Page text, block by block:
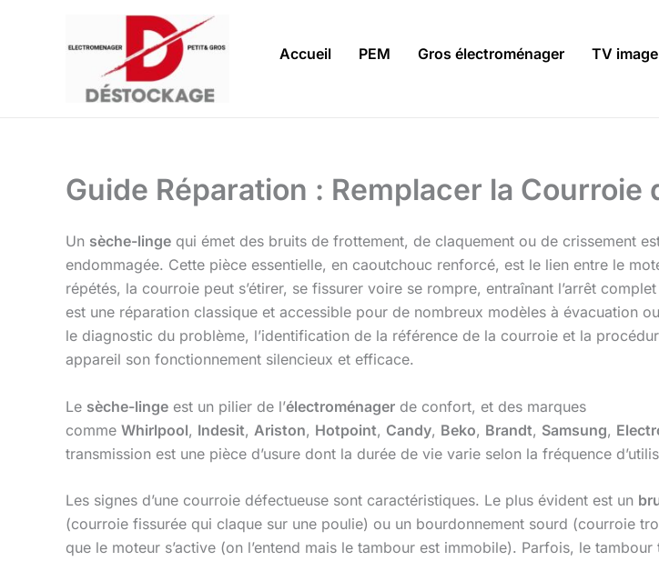
Accueil PEM Gros électroménager TV
Guide Réparation : Remplacer la Courroie
Un sèche-linge qui émet des bruits de frottement, de claquement ou de crissement
endommagée. Cette pièce essentielle, en caoutchouc renforcé, est le lien entre le
répétés, la courroie peut s’étirer, se fissurer voire se rompre, entraînant l’arrêt
est une réparation classique et accessible pour de nombreux modèles à évacuation
le diagnostic du problème, l’identification de la référence de la courroie et la
appareil son fonctionnement silencieux et efficace.
Le sèche-linge est un pilier de l’électroménager de confort, et des marques
comme Whirlpool, Indesit, Ariston, Hotpoint, Candy, Beko, Brandt, Samsung,
transmission est une pièce d’usure dont la durée de vie varie selon la fréquence
Les signes d’une courroie défectueuse sont caractéristiques. Le plus évident est un
(courroie fissurée qui claque sur une poulie) ou un bourdonnement sourd (courroie
que le moteur s’active (on l’entend mais le tambour est immobile). Parfois, le